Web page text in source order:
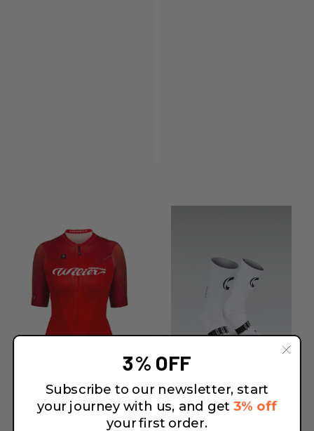
3% OFF
Subscribe to our newsletter, start
your journey with us, and get3% off
your first order.